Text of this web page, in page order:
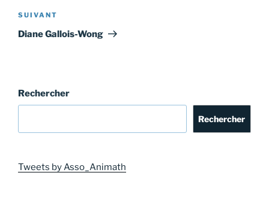
Article
suivant
SUIVANT
Diane Gallois-Wong
Rechercher
Rechercher
Tweets by Asso_Animath